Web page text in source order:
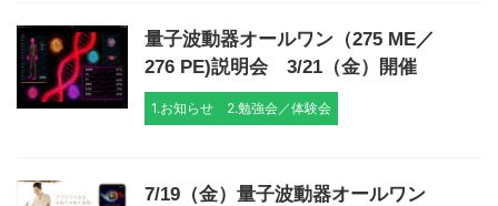
量子波動器オールワン（275 ME／
276 PE)説明会 3/21（金）開催
1.お知らせ 2.勉強会／体験会
7/19（金）量子波動器オールワン